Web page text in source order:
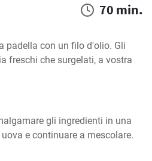
70 min.
padella con un filo d'olio. Gli
freschi che surgelati, a vostra
gli ingredienti in una
e continuare a mescolare.